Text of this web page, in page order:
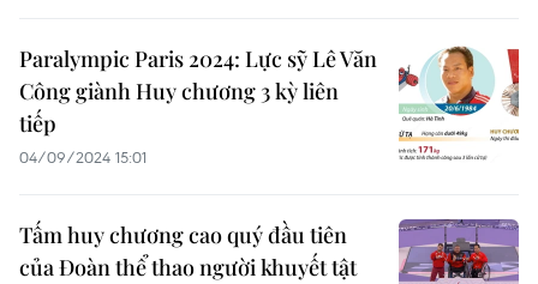
Paralympic Paris 2024: Lực sỹ Lê Văn
Công giành Huy chương 3 kỳ liên
tiếp
04/09/2024 15:01
Tấm huy chương cao quý đầu tiên
của Đoàn thể thao người khuyết tật